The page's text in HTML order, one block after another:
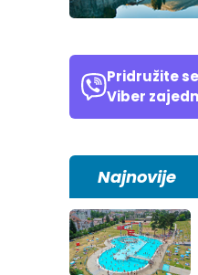
Pridružite
Viber
Najnovije